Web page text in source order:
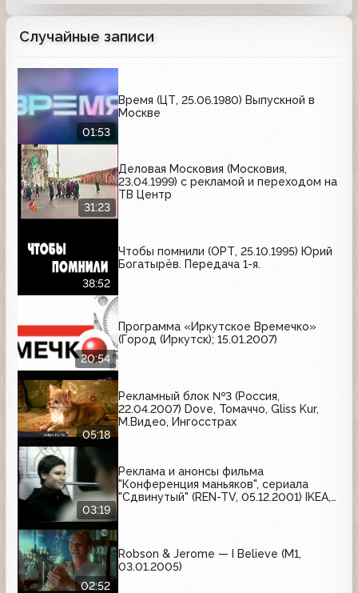
Случайные записи
01:53
Время (ЦТ, 25.06.1980) Выпускной в
Москве
31:23
Деловая Московия (Московия,
23.04.1999) с рекламой и переходом на
ТВ Центр
38:52
Чтобы помнили (ОРТ, 25.10.1995) Юрий
Богатырёв. Передача 1-я.
20:54
Программа «Иркутское Времечко»
(Город (Иркутск); 15.01.2007)
05:18
Рекламный блок №3 (Россия,
22.04.2007) Dove, Томаччо, Gliss Kur,
М.Видео, Ингосстрах
03:19
Реклама и анонсы фильма
"Конференция маньяков", сериала
"Сдвинутый" (REN-TV, 05.12.2001) IKEA,
02:52
Robson & Jerome — I Believe (М1,
03.01.2005)